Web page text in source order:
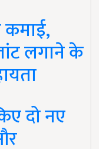
लगाने के
दो नए